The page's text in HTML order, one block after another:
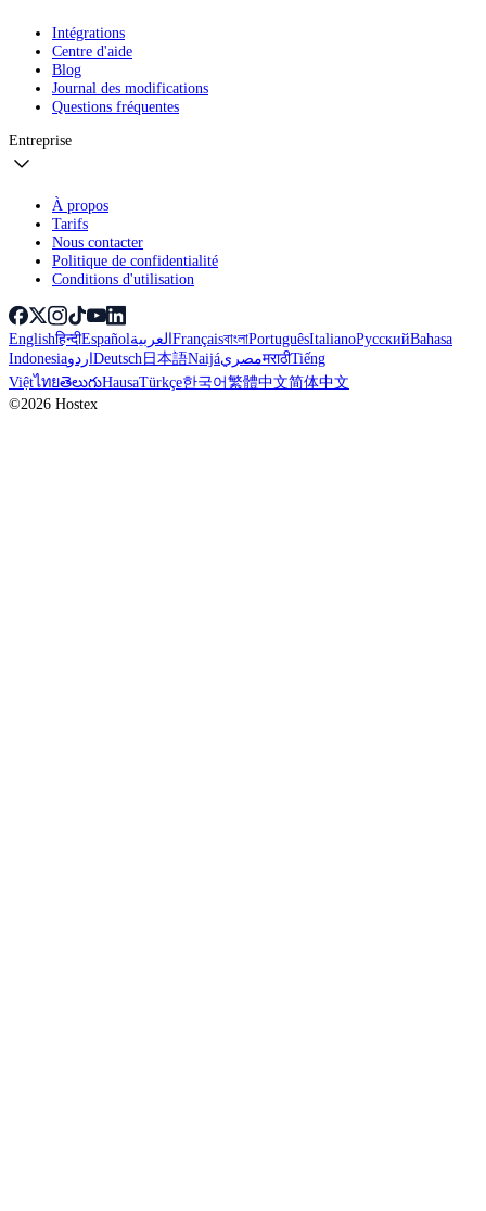
Intégrations
Centre d'aide
Blog
Journal des modifications
Questions fréquentes
Entreprise
À propos
Tarifs
Nous contacter
Politique de confidentialité
Conditions d'utilisation
Englishहिन्दीEspañolالعربيةFrançaisবাংলাPortuguêsItalianoРусскийBahasa
IndonesiaاردوDeutsch日本語NaijáمصريमराठीTiếng
ViệtไทยతెలుగుHausaTürkçe한국어繁體中文简体中文
©2026 Hostex